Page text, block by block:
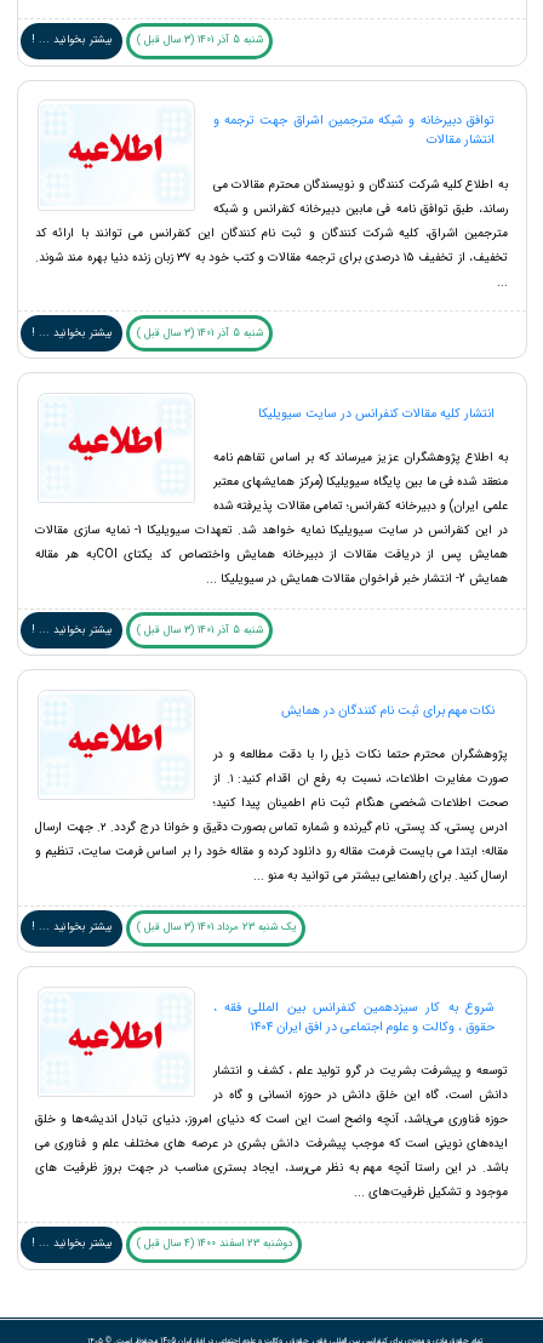
شنبه 5 آذر 1401 (3 سال قبل ) بیشتر بخوانید ... !
توافق دبیرخانه و شبکه مترجمین اشراق جهت ترجمه و
انتشار مقالات
به اطلاع کلیه شرکت کنندگان و نویسندگان محترم مقالات می
رساند، طبق توافق نامه فی مابین دبیرخانه کنفرانس و شبکه
مترجمین اشراق، کلیه شرکت کنندگان و ثبت نام کنندگان این کنفرانس می توانند با ارائه کد
تخفیف، از تخفیف ۱۵ درصدی برای ترجمه مقالات و کتب خود به ۳۷ زبان زنده دنیا بهره مند شوند.
...
شنبه 5 آذر 1401 (3 سال قبل ) بیشتر بخوانید ... !
انتشار کلیه مقالات کنفرانس در سایت سیویلیکا
به اطلاع پژوهشگران عزیز میرساند که بر اساس تفاهم نامه
منعقد شده فی ما بین پایگاه سیویلیکا (مرکز همایشهای معتبر
علمی ایران) و دبیرخانه کنفرانس؛ تمامی مقالات پذیرفته شده
در این کنفرانس در سایت سیویلیکا نمایه خواهد شد. تعهدات سیویلیکا 1- نمایه سازی مقالات
همایش پس از دریافت مقالات از دبیرخانه همایش واختصاص کد یکتای COIبه هر مقاله
همایش 2- انتشار خبر فراخوان مقالات همایش در سیویلیکا ...
شنبه 5 آذر 1401 (3 سال قبل ) بیشتر بخوانید ... !
نکات مهم برای ثبت نام کنندگان در همایش
پژوهشگران محترم حتما نکات ذیل را با دقت مطالعه و در
صورت مغایرت اطلاعات، نسبت به رفع ان اقدام کنید: ۱. از
صحت اطلاعات شخصی هنگام ثبت نام اطمینان پیدا کنید؛
ادرس پستی، کد پستی، نام گیرنده و شماره تماس بصورت دقیق و خوانا درج گردد. ۲. جهت ارسال
مقاله؛ ابتدا می بایست فرمت مقاله رو دانلود کرده و مقاله خود را بر اساس فرمت سایت، تنظیم و
ارسال کنید. برای راهنمایی بیشتر می توانید به منو ...
یک شنبه 23 مرداد 1401 (3 سال قبل ) بیشتر بخوانید ... !
شروع به کار سیزدهمین کنفرانس بین المللی فقه ،
حقوق ، وکالت و علوم اجتماعی در افق ایران ۱۴۰۴
توسعه و پیشرفت بشریت در گرو تولید علم ، کشف و انتشار
دانش است، گاه این خلق دانش در حوزه انسانی و گاه در
حوزه فناوری می‌باشد، آنچه واضح است این است که دنیای امروز، دنیای تبادل اندیشه‌ها و خلق
ایده‌های نوینی است که موجب پیشرفت دانش بشری در عرصه های مختلف علم و فناوری می
باشد. در این راستا آنچه مهم به نظر می‌رسد، ایجاد بستری مناسب در جهت بروز ظرفیت های
موجود و تشکیل ظرفیت‌های ...
دوشنبه 23 اسفند 1400 (4 سال قبل ) بیشتر بخوانید ... !
تمام حقوق مادی و معنوی برای کنفرانس بین المللی فقه ، حقوق ، وکالت و علوم اجتماعی در افق ایران 1405 محفوظ است. © ۱۴۰۵